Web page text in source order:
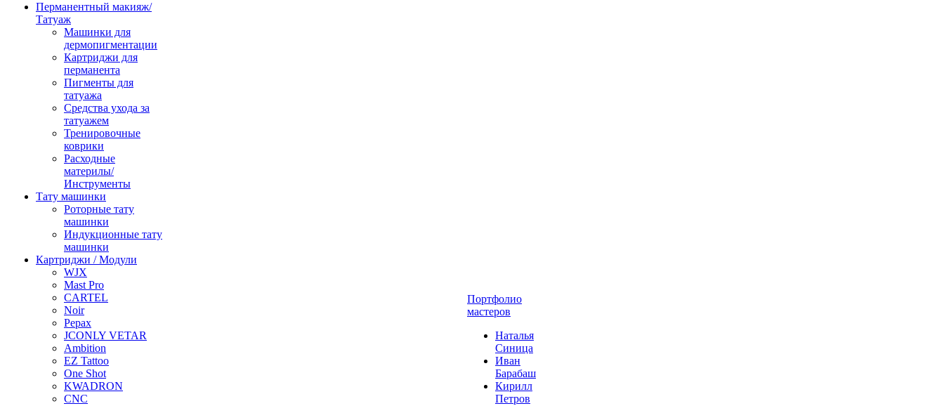
Перманентный макияж/
Татуаж
Машинки для
дермопигментации
Картриджи для
перманента
Пигменты для
татуажа
Средства ухода за
татуажем
Тренировочные
коврики
Расходные
материлы/
Инструменты
Тату машинки
Роторные тату
машинки
Индукционные тату
машинки
Картриджи / Модули
WJX
Mast Pro
CARTEL
Noir
Pepax
JCONLY VETAR
Ambition
EZ Tattoo
One Shot
KWADRON
CNC
Портфолио
мастеров
Наталья
Синица
Иван
Барабаш
Кирилл
Петров